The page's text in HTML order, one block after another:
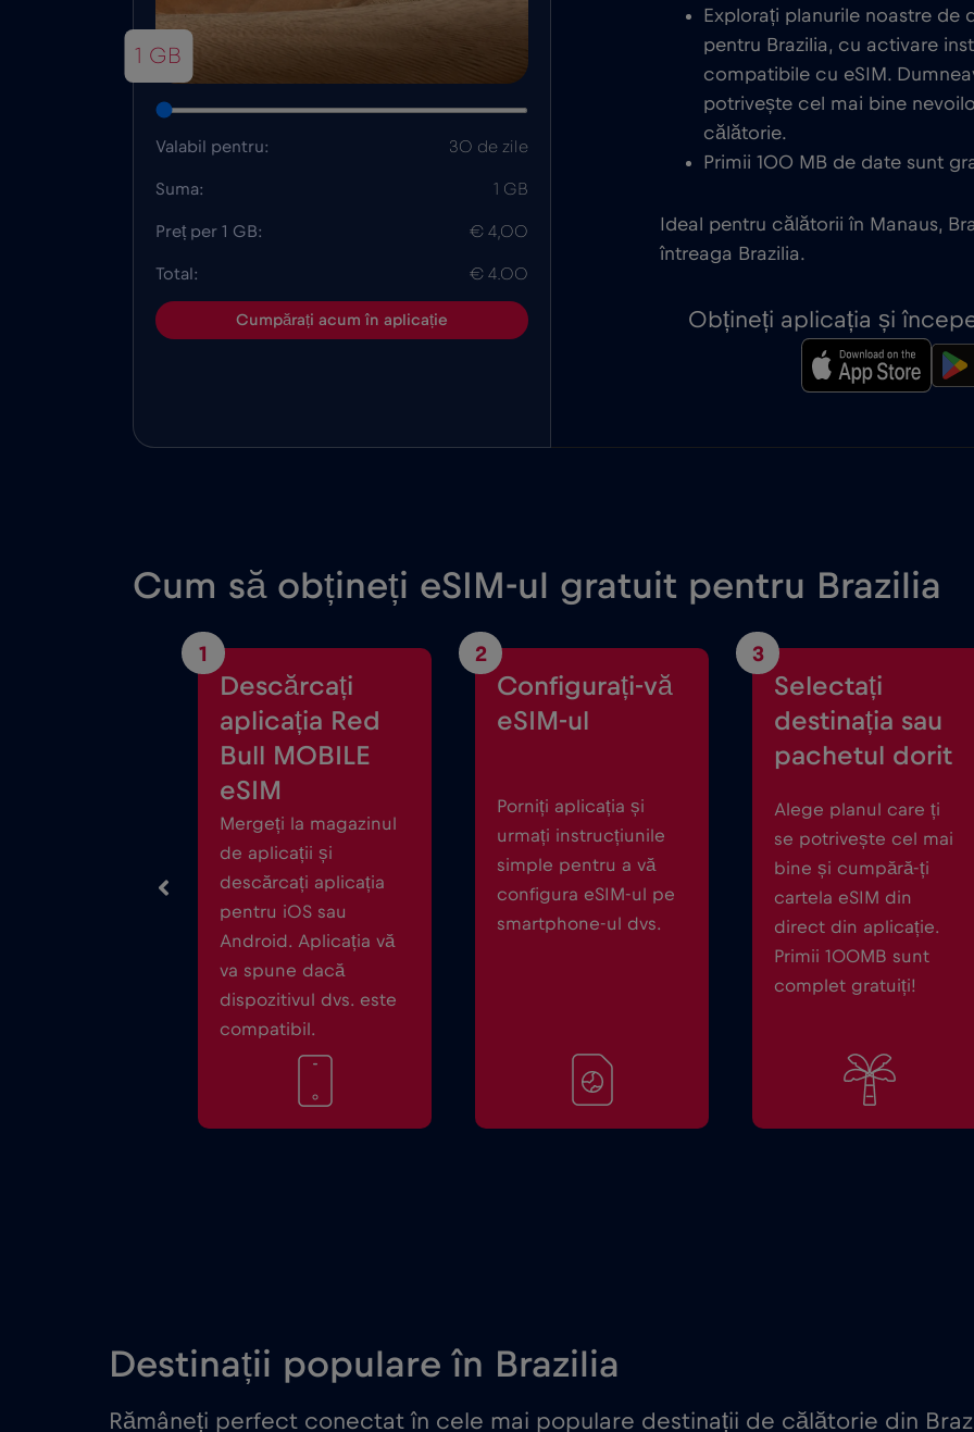
1 GB
Valabil pentru: 30 de zile
Suma: 1 GB
Preț per 1 GB: € 4,00
Total: € 4.00
Cumpărați acum în aplicație
Explorați planurile noastre de
pentru Brazilia, cu activare
compatibile cu eSIM.
potrivește cel mai bine
călătorie.
Primii 100 MB de date sunt
Ideal pentru călătorii în Manaus,
întreaga Brazilia.
Obțineți aplicația și
Cum să obțineți eSIM-ul gratuit pentru Brazilia
1
Descărcați
aplicația Red
Bull MOBILE
eSIM
Mergeți la magazinul
de aplicații și
descărcați aplicația
pentru iOS sau
Android. Aplicația vă
va spune dacă
dispozitivul dvs. este
compatibil.
2
Configurați-vă
eSIM-ul
Porniți aplicația și
urmați instrucțiunile
simple pentru a vă
configura eSIM-ul pe
smartphone-ul dvs.
3
Selectați
destinația sau
pachetul dorit
Alege planul care ți
se potrivește cel mai
bine și cumpără-ți
cartela eSIM din
direct din aplicație.
Primii 100MB sunt
complet gratuiți!
Destinații populare în Brazilia
Rămâneți perfect conectat în cele mai populare destinații de călătorie din